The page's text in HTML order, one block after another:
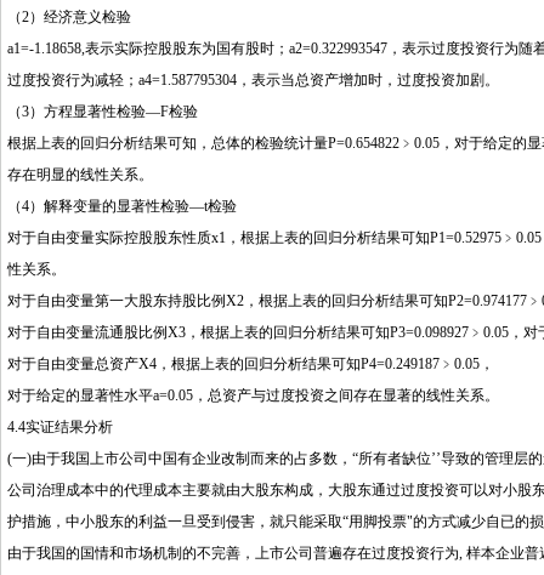
（2）经济意义检验
a1=-1.18658,表示实际控股股东为国有股时；a2=0.322993547，表示过度投资行为
过度投资行为减轻；a4=1.587795304，表示当总资产增加时，过度投资加剧。
（3）方程显著性检验—F检验
根据上表的回归分析结果可知，总体的检验统计量P=0.654822﹥0.05，对于给定
存在明显的线性关系。
（4）解释变量的显著性检验—t检验
对于自由变量实际控股股东性质x1，根据上表的回归分析结果可知
性关系。
对于自由变量第一大股东持股比例X2，根据上表的回归分析结果可知
对于自由变量流通股比例X3，根据上表的回归分析结果可知P3=0.098927﹥0.05，
对于自由变量总资产X4，根据上表的回归分析结果可知P4=0.249187﹥0.05，
对于给定的显著性水平a=0.05，总资产与过度投资之间存在显著的线性关系。
4.4实证结果分析
(一)由于我国上市公司中国有企业改制而来的占多数，“所有者缺位’’导致的管理
公司治理成本中的代理成本主要就由大股东构成，大股东通过过度投资可以对小
护措施，中小股东的利益一旦受到侵害，就只能采取“用脚投票"的方式减少自已
由于我国的国情和市场机制的不完善，上市公司普遍存在过度投资行为, 样本企业